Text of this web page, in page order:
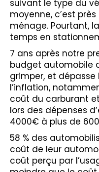
suivant le type du
moyenne, c’est
ménage. Pourtant,
temps en
7 ans après notre
budget automobile
grimper, et
l’inflation,
coût du carburant
lors des dépenses
4000€ à plus de
58 % des
coût de leur
coût perçu par